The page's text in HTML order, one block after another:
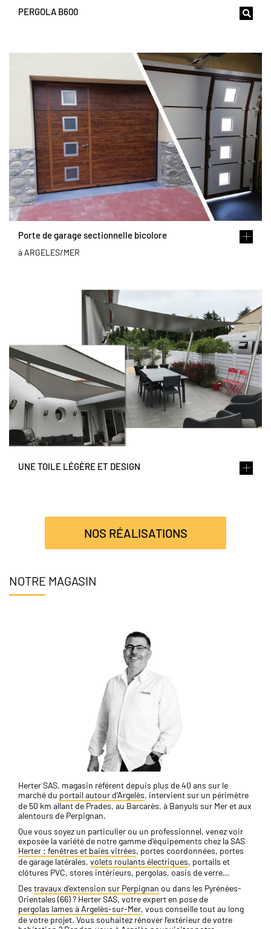
PERGOLA B600
Porte de garage sectionnelle bicolore
à ARGELES/MER
UNE TOILE LÉGÈRE ET DESIGN
NOS RÉALISATIONS
NOTRE MAGASIN
Herter SAS, magasin référent depuis plus de 40 ans sur le
marché du portail autour d'Argelès, intervient sur un périmètre
de 50 km allant de Prades, au Barcarès, à Banyuls sur Mer et aux
alentours de Perpignan.
Que vous soyez un particulier ou un professionnel, venez voir
exposée la variété de notre gamme d’équipements chez la SAS
Herter : fenêtres et baies vitrées, portes coordonnées, portes
de garage latérales, volets roulants électriques, portails et
clôtures PVC, stores intérieurs, pergolas, oasis de verre…
Des travaux d’extension sur Perpignan ou dans les Pyrénées-
Orientales (66) ? Herter SAS, votre expert en pose de
pergolas lames à Argelès-sur-Mer, vous conseille tout au long
de votre projet. Vous souhaitez rénover l’extérieur de votre